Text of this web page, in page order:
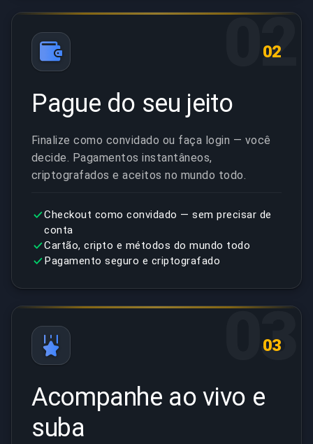
02
02
Pague do seu jeito
Finalize como convidado ou faça login — você
decide. Pagamentos instantâneos,
criptografados e aceitos no mundo todo.
Checkout como convidado — sem precisar de
conta
Cartão, cripto e métodos do mundo todo
Pagamento seguro e criptografado
03
03
Acompanhe ao vivo e
suba